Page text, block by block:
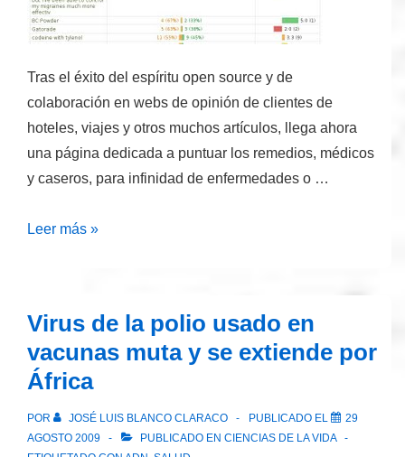
Tras el éxito del espíritu open source y de
colaboración en webs de opinión de clientes de
hoteles, viajes y otros muchos artículos, llega ahora
una página dedicada a puntuar los remedios, médicos
y caseros, para infinidad de enfermedades o …
CureTogether:
compartir
opiniones
sobre
médicos
Leer más »
Virus de la polio usado en
vacunas muta y se extiende por
África
POR JOSÉ LUIS BLANCO CLARACO PUBLICADO EL
29
AGOSTO 2009
PUBLICADO EN CIENCIAS DE LA VIDA